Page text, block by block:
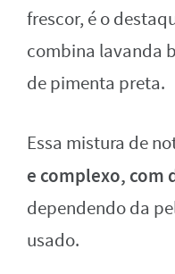
frescor, é o
combina lavanda
de pimenta preta.
Essa mistura de
e complexo, com
dependendo da
usado.